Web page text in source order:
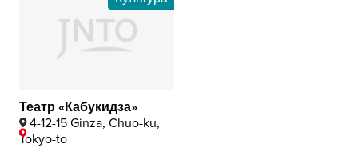
Театр «Кабукидза»
4-12-15 Ginza, Chuo-ku,
Tokyo-to